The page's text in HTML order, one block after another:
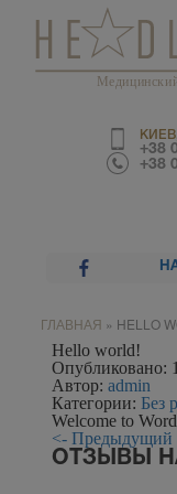
+38
+38
ГЛАВНАЯ » HELLO
Hello world!
Опубликовано:
Автор: admin
Категории: Без
Welcome to
<- Предыдущий
ОТЗЫВЫ